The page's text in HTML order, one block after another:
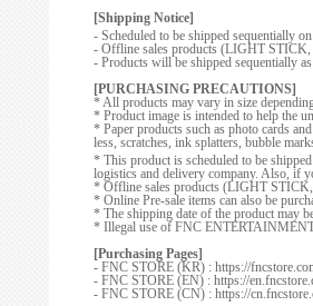
[Shipping Notice]
- Scheduled to be shipped sequentially
- Offline sales products (LIGHT STICK,
- Products will be shipped sequentially
[PURCHASING PRECAUTIONS]
* All products may vary in size
* Product image is intended to help the
* Paper products such as photo cards
less, scratches, ink splatters, bubble
* This product is scheduled to be
logistics and delivery company. Also, if
* Offline sales products (LIGHT
* Online Pre-sale items can also be
* The shipping date of the product may
* Illegal use of FNC
[Purchasing Pages]
- FNC STORE (KR) : https://
- FNC STORE (EN) : https://
- FNC STORE (CN) : https://